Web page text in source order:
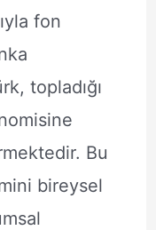
fon
topladığı
Bu
bireysel